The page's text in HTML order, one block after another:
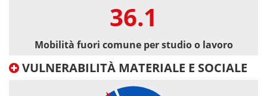
36.1
Mobilità fuori comune per studio o lavoro
VULNERABILITÀ MATERIALE E SOCIALE